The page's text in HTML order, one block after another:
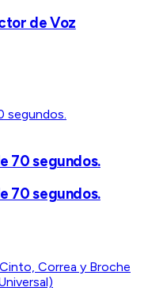
de Voz
70 segundos.
70 segundos.